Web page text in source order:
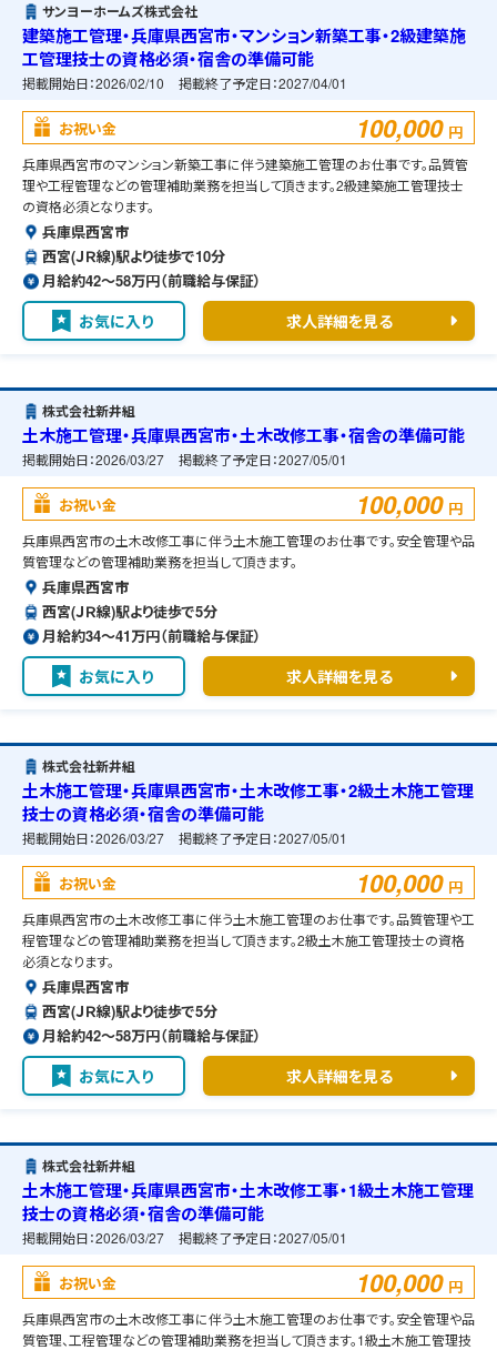
サンヨーホームズ株式会社
建築施工管理・兵庫県西宮市・マンション新築工事・2級建築施
工管理技士の資格必須・宿舎の準備可能
掲載開始日：2026/02/10 掲載終了予定日：2027/04/01
お祝い金 100,000 円
兵庫県西宮市のマンション新築工事に伴う建築施工管理のお仕事です。品質管
理や工程管理などの管理補助業務を担当して頂きます。2級建築施工管理技士
の資格必須となります。
兵庫県西宮市
西宮(ＪＲ線)駅より徒歩で10分
月給約42〜58万円（前職給与保証）
お気に入り 求人詳細を見る
株式会社新井組
土木施工管理・兵庫県西宮市・土木改修工事・宿舎の準備可能
掲載開始日：2026/03/27 掲載終了予定日：2027/05/01
お祝い金 100,000 円
兵庫県西宮市の土木改修工事に伴う土木施工管理のお仕事です。安全管理や品
質管理などの管理補助業務を担当して頂きます。
兵庫県西宮市
西宮(ＪＲ線)駅より徒歩で5分
月給約34〜41万円（前職給与保証）
お気に入り 求人詳細を見る
株式会社新井組
土木施工管理・兵庫県西宮市・土木改修工事・2級土木施工管理
技士の資格必須・宿舎の準備可能
掲載開始日：2026/03/27 掲載終了予定日：2027/05/01
お祝い金 100,000 円
兵庫県西宮市の土木改修工事に伴う土木施工管理のお仕事です。品質管理や工
程管理などの管理補助業務を担当して頂きます。2級土木施工管理技士の資格
必須となります。
兵庫県西宮市
西宮(ＪＲ線)駅より徒歩で5分
月給約42〜58万円（前職給与保証）
お気に入り 求人詳細を見る
株式会社新井組
土木施工管理・兵庫県西宮市・土木改修工事・1級土木施工管理
技士の資格必須・宿舎の準備可能
掲載開始日：2026/03/27 掲載終了予定日：2027/05/01
お祝い金 100,000 円
兵庫県西宮市の土木改修工事に伴う土木施工管理のお仕事です。安全管理や品
質管理、工程管理などの管理補助業務を担当して頂きます。1級土木施工管理技